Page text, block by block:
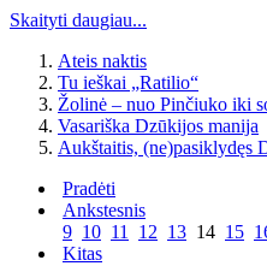
Skaityti daugiau...
Ateis naktis
Tu ieškai „Ratilio“
Žolinė – nuo Pinčiuko iki
Vasariška Dzūkijos manija
Aukštaitis, (ne)pasiklydęs
Pradėti
Ankstesnis
9 10 11 12 13 14 15
Kitas